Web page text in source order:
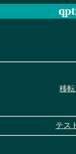
移
テス